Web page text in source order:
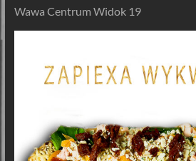
Wawa Centrum Widok 19